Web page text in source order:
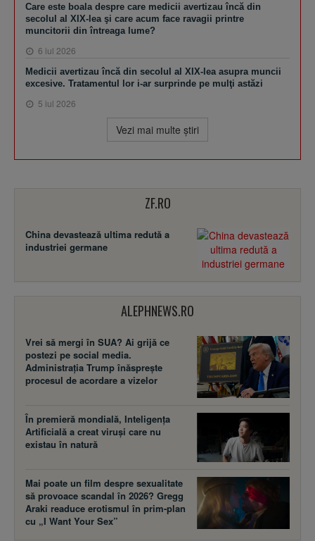
Care este boala despre care medicii avertizau încă din
secolul al XIX-lea şi care acum face ravagii printre
muncitorii din întreaga lume?
6 iul 2026
Medicii avertizau încă din secolul al XIX-lea asupra muncii
excesive. Tratamentul lor i-ar surprinde pe mulţi astăzi
5 iul 2026
Vezi mai multe ştiri
ZF.RO
China devastează ultima redută a
industriei germane
ALEPHNEWS.RO
Vrei să mergi în SUA? Ai grijă ce
postezi pe social media.
Administrația Trump înăsprește
procesul de acordare a vizelor
În premieră mondială, Inteligența
Artificială a creat viruși care nu
existau în natură
Mai poate un film despre sexualitate
să provoace scandal în 2026? Gregg
Araki readuce erotismul în prim-plan
cu „I Want Your Sex”